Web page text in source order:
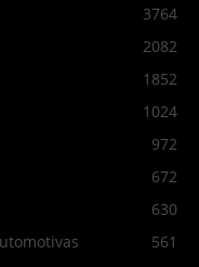
3764
2082
1852
1024
972
672
630
561